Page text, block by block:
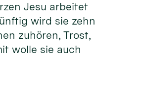
Jesu arbeitet
wird sie zehn
zuhören, Trost,
wolle sie auch